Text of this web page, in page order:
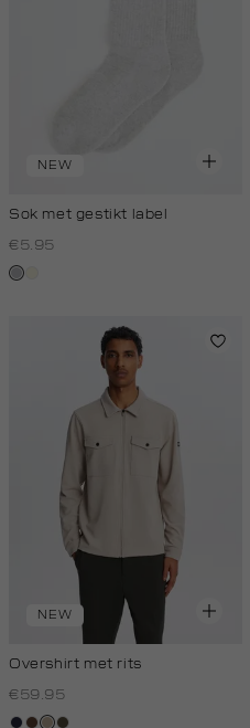
NEW
Sok met gestikt label
€5.95
grijs,
NEW
Overshirt met rits
€59.95